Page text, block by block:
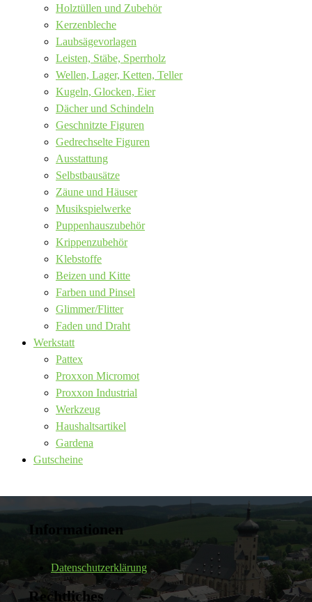
Holztüllen und Zubehör
Kerzenbleche
Laubsägevorlagen
Leisten, Stäbe, Sperrholz
Wellen, Lager, Ketten, Teller
Kugeln, Glocken, Eier
Dächer und Schindeln
Geschnitzte Figuren
Gedrechselte Figuren
Ausstattung
Selbstbausätze
Zäune und Häuser
Musikspielwerke
Puppenhauszubehör
Krippenzubehör
Klebstoffe
Beizen und Kitte
Farben und Pinsel
Glimmer/Flitter
Faden und Draht
Werkstatt
Pattex
Proxxon Micromot
Proxxon Industrial
Werkzeug
Haushaltsartikel
Gardena
Gutscheine
Informationen
Datenschutzerklärung
Rechtliches